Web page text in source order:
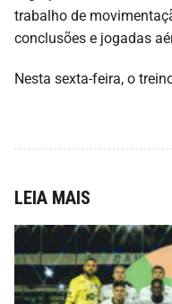
trabalho de
conclusões e jogadas
Nesta sexta-feira, o
LEIA MAIS